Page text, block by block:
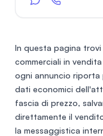
In questa pagina trovi
commerciali in
ogni annuncio riporta
dati economici
fascia di prezzo,
direttamente il
la messaggistica